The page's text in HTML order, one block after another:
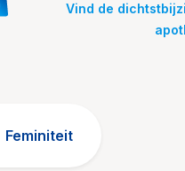
Vind de
Feminiteit